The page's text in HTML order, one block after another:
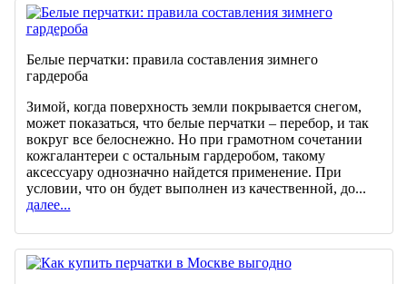
Белые перчатки: правила составления зимнего
гардероба
Зимой, когда поверхность земли покрывается снегом,
может показаться, что белые перчатки – перебор, и так
вокруг все белоснежно. Но при грамотном сочетании
кожгалантереи с остальным гардеробом, такому
аксессуару однозначно найдется применение. При
условии, что он будет выполнен из качественной, до...
далее...